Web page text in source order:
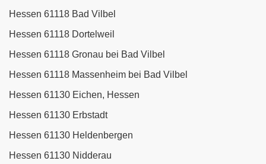
Hessen 61118 Bad Vilbel
Hessen 61118 Dortelweil
Hessen 61118 Gronau bei Bad Vilbel
Hessen 61118 Massenheim bei Bad Vilbel
Hessen 61130 Eichen, Hessen
Hessen 61130 Erbstadt
Hessen 61130 Heldenbergen
Hessen 61130 Nidderau